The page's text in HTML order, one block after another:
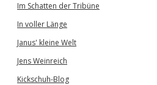
Im Schatten der Tribüne
In voller Länge
Janus' kleine Welt
Jens Weinreich
Kickschuh-Blog